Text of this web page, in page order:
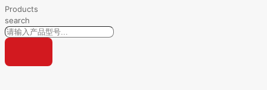
Products
search